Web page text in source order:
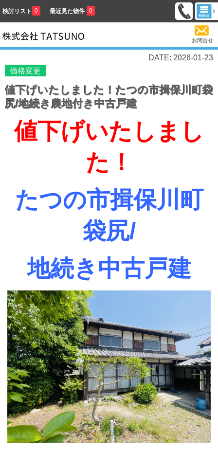
検討リスト 0 最近見た物件 0
お問合せ
DATE: 2026-01-23
価格変更
値下げいたしました！たつの市揖保川町袋
尻/地続き農地付き中古戸建
値下げいたしまし
た！
たつの市揖保川町
袋尻/
地続き中古戸建